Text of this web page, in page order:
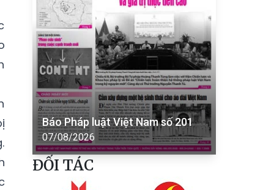
Báo Pháp luật Việt Nam số 201
07/08/2026
ĐỐI TÁC